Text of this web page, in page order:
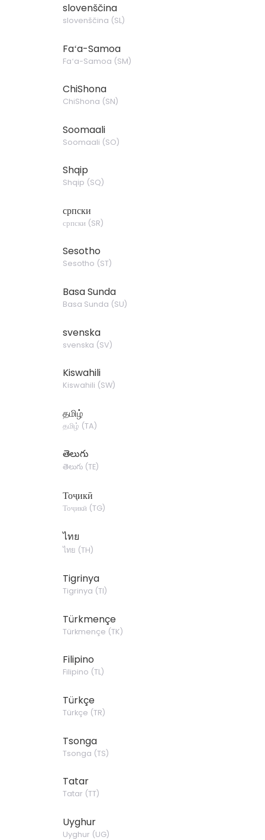
slovenščina
slovenščina (SL)
Faʻa-Samoa
Faʻa-Samoa (SM)
ChiShona
ChiShona (SN)
Soomaali
Soomaali (SO)
Shqip
Shqip (SQ)
српски
српски (SR)
Sesotho
Sesotho (ST)
Basa Sunda
Basa Sunda (SU)
svenska
svenska (SV)
Kiswahili
Kiswahili (SW)
தமிழ்
தமிழ் (TA)
తెలుగు
తెలుగు(TE)
Тоҷикӣ
Тоҷикӣ (TG)
ไทย
ไทย (TH)
Tigrinya
Tigrinya (TI)
Türkmençe
Türkmençe (TK)
Filipino
Filipino (TL)
Türkçe
Türkçe (TR)
Tsonga
Tsonga (TS)
Tatar
Tatar (TT)
Uyghur
Uyghur (UG)